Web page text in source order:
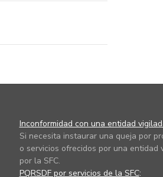
Inconformidad con una entidad
Si necesita instaurar una queja por
o servicios ofrecidos por una entidad
por la SFC.
PQRSDF por servicios de la SFC: